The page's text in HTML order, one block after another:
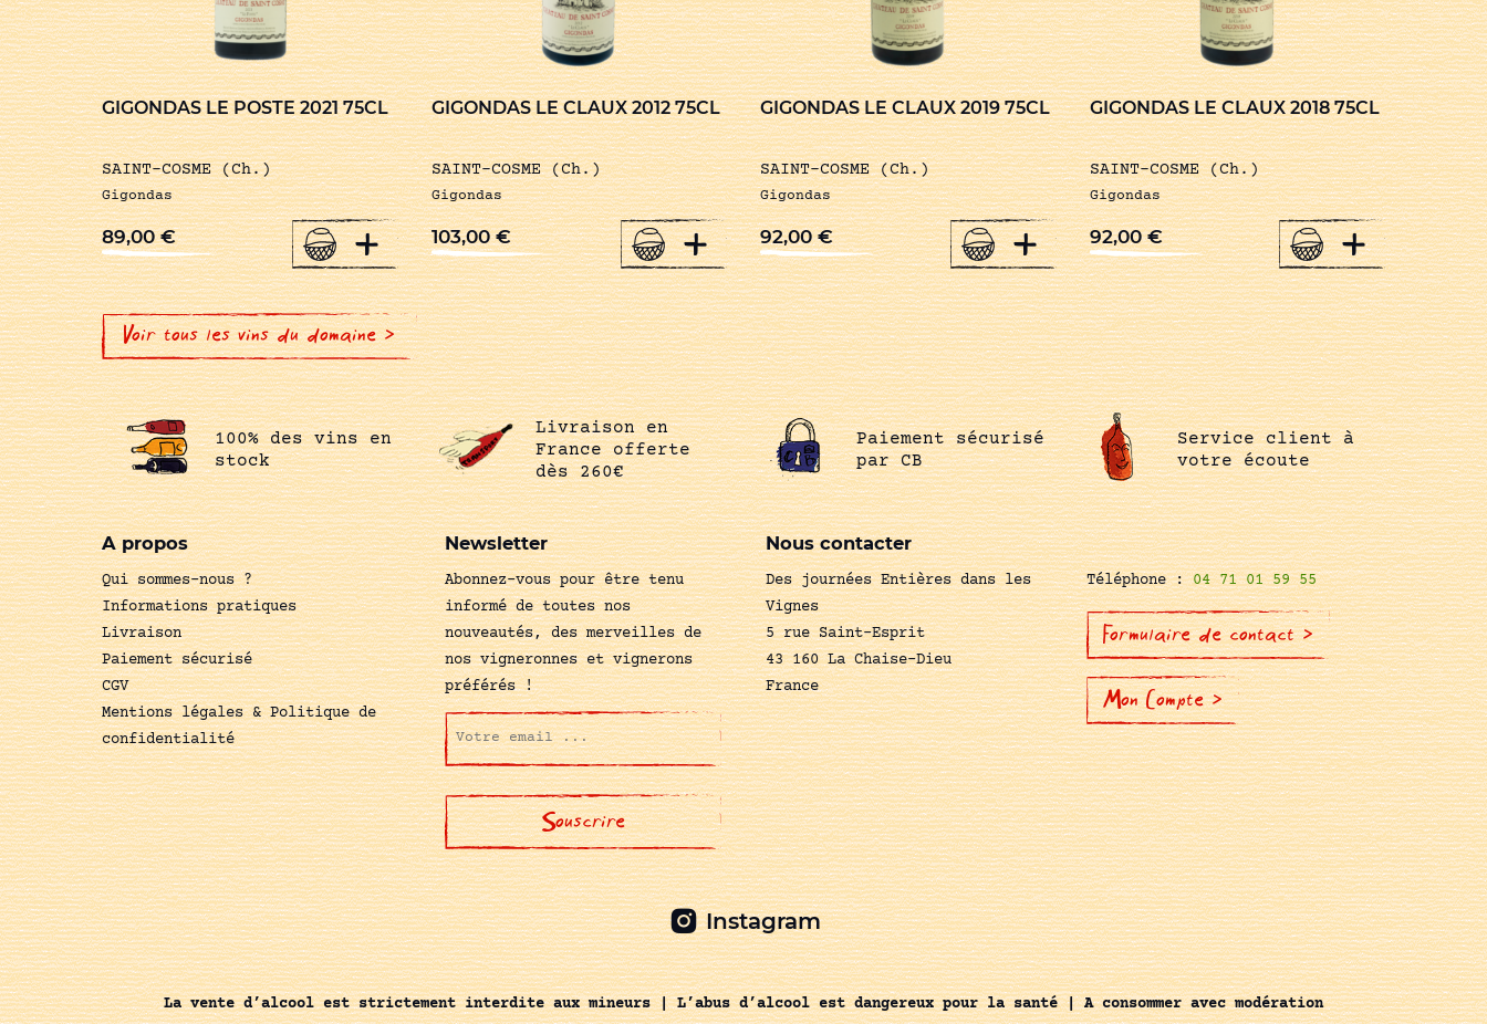
GIGONDAS LE POSTE 2021 75CL
SAINT-COSME (Ch.)
Gigondas
89,00€ +
GIGONDAS LE CLAUX 2012 75CL
SAINT-COSME (Ch.)
Gigondas
103,00€ +
GIGONDAS LE CLAUX 2019 75CL
SAINT-COSME (Ch.)
Gigondas
92,00€ +
GIGONDAS LE CLAUX 2018 75CL
SAINT-COSME (Ch.)
Gigondas
92,00€ +
Voir tous les vins du domaine >
100% des vins en
stock
Livraison en
France offerte
dès 260€
Paiement sécurisé
par CB
Service client à
votre écoute
A propos
Qui sommes-nous ?
Informations pratiques
Livraison
Paiement sécurisé
CGV
Mentions légales & Politique de
confidentialité
Newsletter
Abonnez-vous pour être tenu
informé de toutes nos
nouveautés, des merveilles de
nos vigneronnes et vignerons
préférés !
Nous contacter
Des journées Entières dans les
Vignes
5 rue Saint-Esprit
43 160 La Chaise-Dieu
France
Téléphone :04 71 01 59 55
Formulaire de contact >
Mon Compte >
Instagram
La vente d’alcool est strictement interdite aux mineurs | L’abus d’alcool est dangereux pour la santé | A consommer avec modération